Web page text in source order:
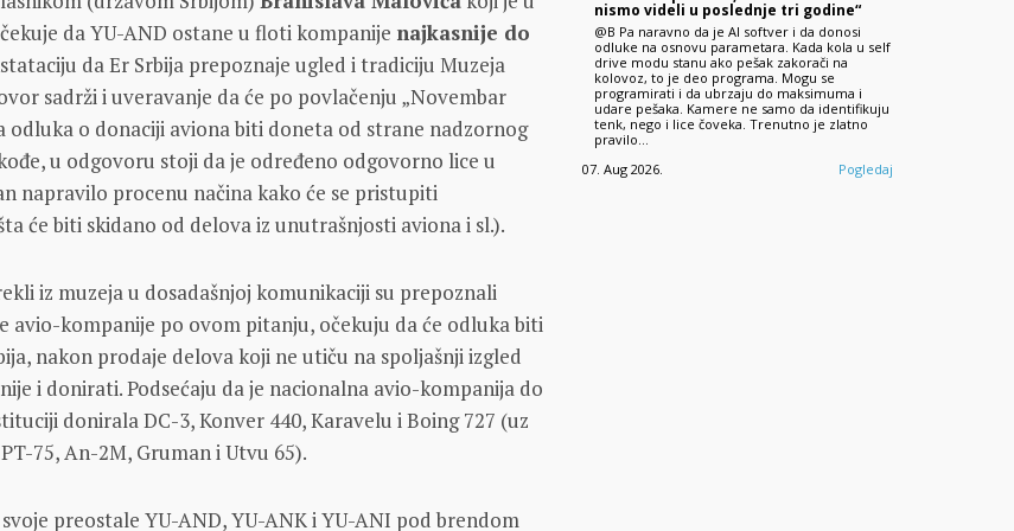
da YU-AND ostane u floti kompanije najkasnije do
da Er Srbija prepoznaje ugled i tradiciju Muzeja
sadrži i uveravanje da će po povlačenju „Novembar
odluka o donaciji aviona biti doneta od strane nadzornog
u odgovoru stoji da je određeno odgovorno lice u
napravilo procenu načina kako će se pristupiti
će biti skidano od delova iz unutrašnjosti aviona i sl.).
iz muzeja u dosadašnjoj komunikaciji su prepoznali
avio-kompanije po ovom pitanju, očekuju da će odluka biti
nakon prodaje delova koji ne utiču na spoljašnji izgled
i donirati. Podsećaju da je nacionalna avio-kompanija do
donirala DC-3, Konver 440, Karavelu i Boing 727 (uz
75, An-2M, Gruman i Utvu 65).
preostale YU-AND, YU-ANK i YU-ANI pod brendom
nismo videli u poslednje tri godine“
@B Pa naravno da je AI softver i da donosi
odluke na osnovu parametara. Kada kola u self
drive modu stanu ako pešak zakorači na
kolovoz, to je deo programa. Mogu se
programirati i da ubrzaju do maksimuma i
udare pešaka. Kamere ne samo da identifikuju
tenk, nego i lice čoveka. Trenutno je zlatno
pravilo…
07. Aug 2026.
Pogledaj